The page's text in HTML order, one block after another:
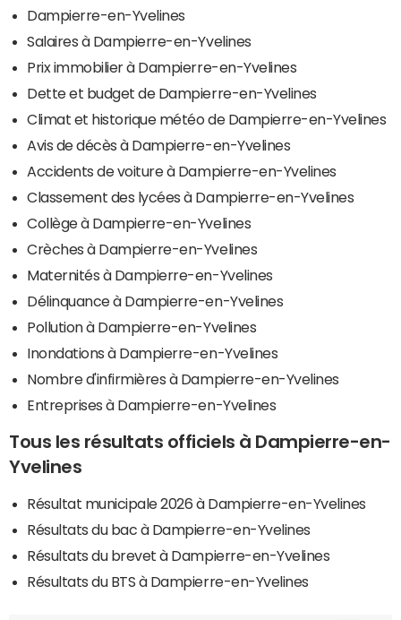
Dampierre-en-Yvelines
Salaires à Dampierre-en-Yvelines
Prix immobilier à Dampierre-en-Yvelines
Dette et budget de Dampierre-en-Yvelines
Climat et historique météo de Dampierre-en-Yvelines
Avis de décès à Dampierre-en-Yvelines
Accidents de voiture à Dampierre-en-Yvelines
Classement des lycées à Dampierre-en-Yvelines
Collège à Dampierre-en-Yvelines
Crèches à Dampierre-en-Yvelines
Maternités à Dampierre-en-Yvelines
Délinquance à Dampierre-en-Yvelines
Pollution à Dampierre-en-Yvelines
Inondations à Dampierre-en-Yvelines
Nombre d'infirmières à Dampierre-en-Yvelines
Entreprises à Dampierre-en-Yvelines
Tous les résultats officiels à Dampierre-en-
Yvelines
Résultat municipale 2026 à Dampierre-en-Yvelines
Résultats du bac à Dampierre-en-Yvelines
Résultats du brevet à Dampierre-en-Yvelines
Résultats du BTS à Dampierre-en-Yvelines